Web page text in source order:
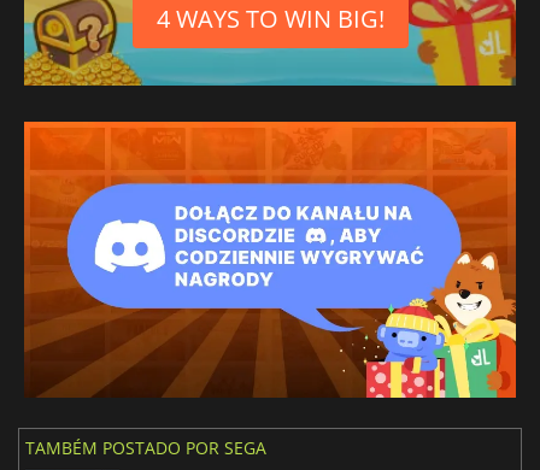
4 WAYS TO WIN BIG!
TAMBÉM POSTADO POR SEGA